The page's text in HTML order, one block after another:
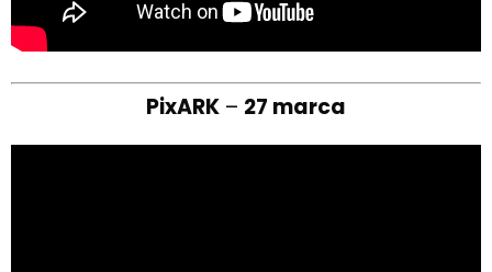
PixARK – 27 marca